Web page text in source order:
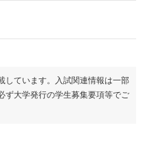
しています。入試関連情報は一部
ず大学発行の学生募集要項等でご